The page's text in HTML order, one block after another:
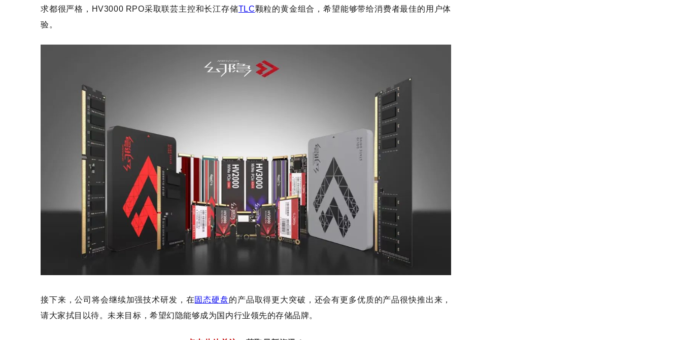
求都很严格，HV3000 RPO采取联芸主控和长江存储TLC颗粒的黄金组合，希望能够带给消费者最佳的用户体
验。
接下来，公司将会继续加强技术研发，在固态硬盘的产品取得更大突破，还会有更多优质的产品很快推出来，
请大家拭目以待。未来目标，希望幻隐能够成为国内行业领先的存储品牌。